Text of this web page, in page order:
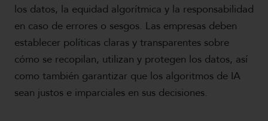
los datos, la equidad algorítmica y la responsabilidad
en caso de errores o sesgos. Las empresas deben
establecer políticas claras y transparentes sobre
cómo se recopilan, utilizan y protegen los datos, así
como también garantizar que los algoritmos de IA
sean justos e imparciales en sus decisiones.